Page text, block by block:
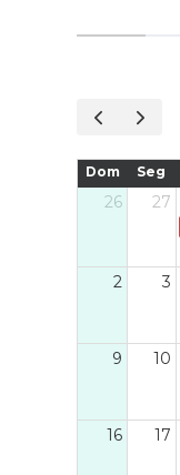
Dom Seg
26 27
2 3
9 10
16 17